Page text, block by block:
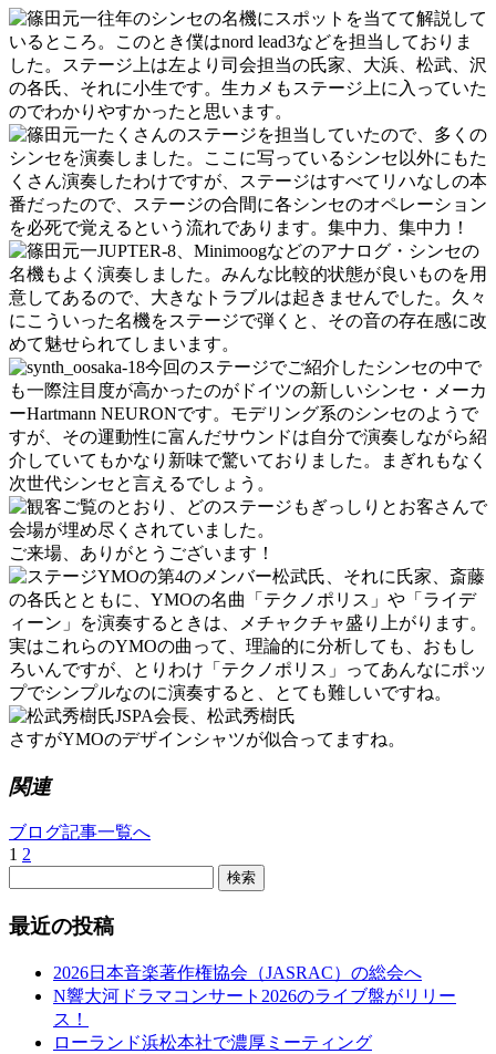
往年のシンセの名機にスポットを当てて解説して
いるところ。このとき僕はnord lead3などを担当しておりま
した。ステージ上は左より司会担当の氏家、大浜、松武、沢
の各氏、それに小生です。生カメもステージ上に入っていた
のでわかりやすかったと思います。
たくさんのステージを担当していたので、多くの
シンセを演奏しました。ここに写っているシンセ以外にもた
くさん演奏したわけですが、ステージはすべてリハなしの本
番だったので、ステージの合間に各シンセのオペレーション
を必死で覚えるという流れであります。集中力、集中力！
JUPTER-8、Minimoogなどのアナログ・シンセの
名機もよく演奏しました。みんな比較的状態が良いものを用
意してあるので、大きなトラブルは起きませんでした。久々
にこういった名機をステージで弾くと、その音の存在感に改
めて魅せられてしまいます。
今回のステージでご紹介したシンセの中で
も一際注目度が高かったのがドイツの新しいシンセ・メーカ
ーHartmann NEURONです。モデリング系のシンセのようで
すが、その運動性に富んだサウンドは自分で演奏しながら紹
介していてもかなり新味で驚いておりました。まぎれもなく
次世代シンセと言えるでしょう。
ご覧のとおり、どのステージもぎっしりとお客さんで
会場が埋め尽くされていました。
ご来場、ありがとうございます！
YMOの第4のメンバー松武氏、それに氏家、斎藤
の各氏とともに、YMOの名曲「テクノポリス」や「ライデ
ィーン」を演奏するときは、メチャクチャ盛り上がります。
実はこれらのYMOの曲って、理論的に分析しても、おもし
ろいんですが、とりわけ「テクノポリス」ってあんなにポッ
プでシンプルなのに演奏すると、とても難しいですね。
JSPA会長、松武秀樹氏
さすがYMOのデザインシャツが似合ってますね。
関連
ブログ記事一覧へ
1 2
検索
最近の投稿
2026日本音楽著作権協会（JASRAC）の総会へ
N響大河ドラマコンサート2026のライブ盤がリリー
ス！
ローランド浜松本社で濃厚ミーティング